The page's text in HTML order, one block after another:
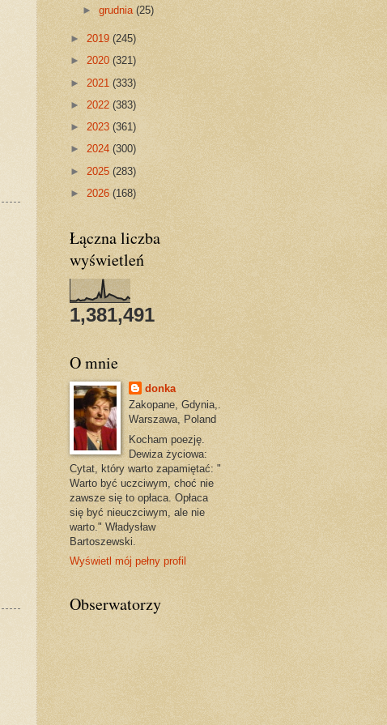
►grudnia(25)
► 2019 (245)
► 2020 (321)
► 2021 (333)
► 2022 (383)
► 2023 (361)
► 2024 (300)
► 2025 (283)
► 2026 (168)
Łączna liczba
wyświetleń
1,381,491
O mnie
donka
Zakopane, Gdynia,.
Warszawa, Poland
Kocham poezję.
Dewiza życiowa:
Cytat, który warto zapamiętać: "
Warto być uczciwym, choć nie
zawsze się to opłaca. Opłaca
się być nieuczciwym, ale nie
warto." Władysław
Bartoszewski.
Wyświetl mój pełny profil
Obserwatorzy